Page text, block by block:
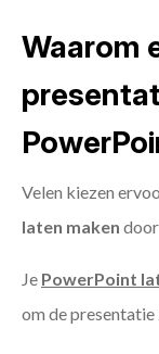
Waarom
Velen kiezen
laten maken
Je PowerPoint
om de